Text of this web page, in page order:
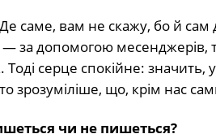
саме, вам не скажу, бо й
за допомогою месенджерів,
серце спокійне: значить,
зрозуміліше, що, крім нас
чи не пишеться?